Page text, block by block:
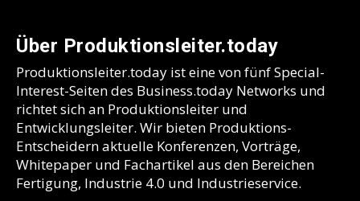
Über Produktionsleiter.today
Produktionsleiter.today ist eine von fünf Special-
Interest-Seiten des Business.today Networks und
richtet sich an Produktionsleiter und
Entwicklungsleiter. Wir bieten Produktions-
Entscheidern aktuelle Konferenzen, Vorträge,
Whitepaper und Fachartikel aus den Bereichen
Fertigung, Industrie 4.0 und Industrieservice.